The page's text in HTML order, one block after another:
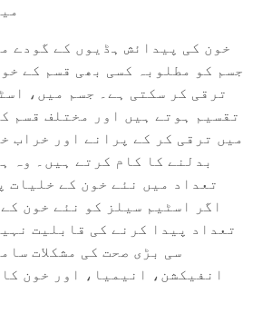
خون کی پیدائش ہڈیوں کے گودے
جسم کو مطلوبہ کسی بھی قسم کے
ترقی کر سکتی ہے۔ جسم میں،
تقسیم ہوتے ہیں اور مختلف قسم
میں ترقی کر کے پرانے اور خراب
بدلنے کا کام کرتے ہیں۔ وہ
تعداد میں نئے خون کے خلیات
اگر اسٹیم سیلز کو نئے خون
تعداد پیدا کرنے کی قابلیت
سی بڑی صحت کی مشکلات
انفیکشن، انیمیا، اور خون